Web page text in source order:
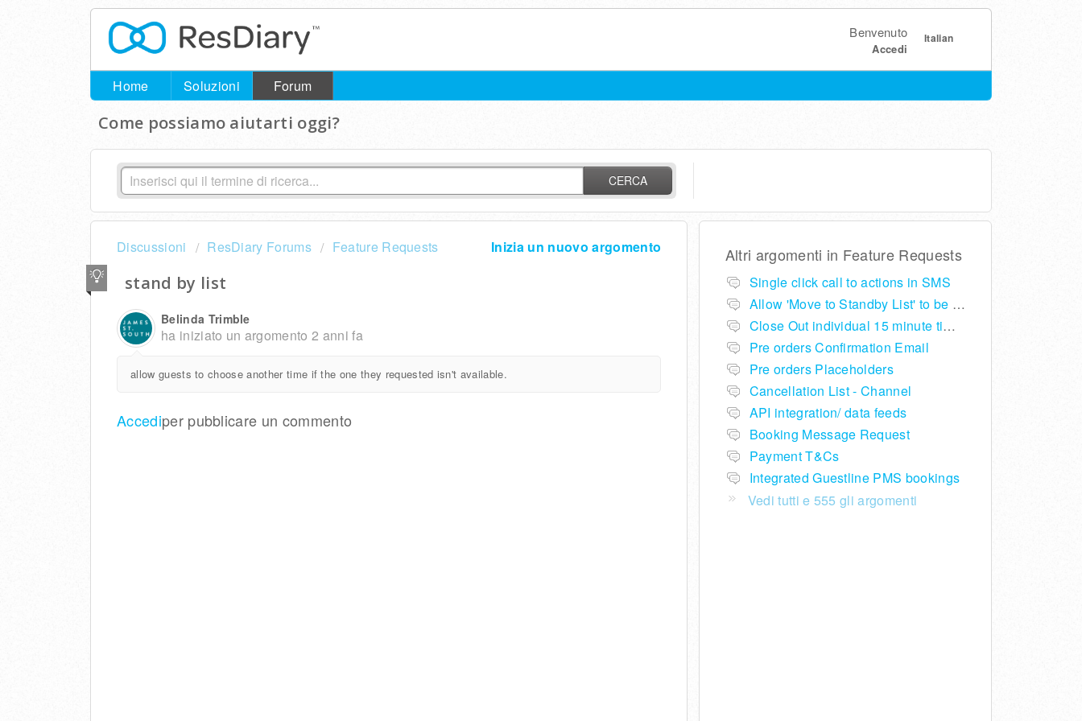
Italian
Benvenuto
Accedi
Home Soluzioni Forum
Come possiamo aiutarti oggi?
CERCA
Inizia un nuovo argomento
Discussioni ResDiary Forums Feature Requests
stand by list
Belinda Trimble
ha iniziato un argomento2 anni fa
allow guests to choose another time if the one they requested isn't available.
Accediper pubblicare un commento
Altri argomenti in Feature Requests
Single click call to actions in SMS
Allow 'Move to Standby List' to be removed if not required in the pop up summary menu
Close Out individual 15 minute time slots per table
Pre orders Confirmation Email
Pre orders Placeholders
Cancellation List - Channel
API integration/ data feeds
Booking Message Request
Payment T&Cs
Integrated Guestline PMS bookings
Vedi tutti e 555 gli argomenti